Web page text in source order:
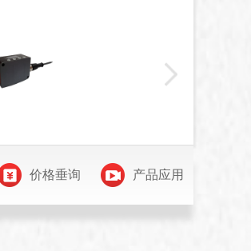
价格垂询 产品应用